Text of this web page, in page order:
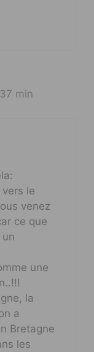
min
vers le
venez
ce que
un
une
la
a
Bretagne
les